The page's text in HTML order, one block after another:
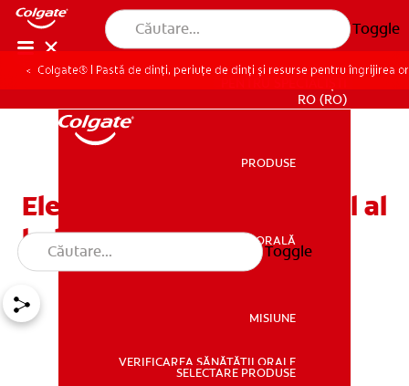
Toggle
SĂNĂTATE ORALĂ
PENTRU SPECIALIȘTI
RO (RO)
PRODUSE
SĂNĂTATE ORALĂ
MISIUNE
VERIFICAREA SĂNĂTĂȚII ORALE
SELECTARE PRODUSE
Toggle
Colgate® | Pastă de dinți, periuțe de dinți și resurse pentru îngrijirea
Elemente cheie de control al
halitozei